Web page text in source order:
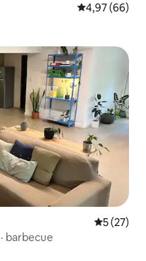
Gemiddelde
4,97 (66)
5 (27)
barbecue